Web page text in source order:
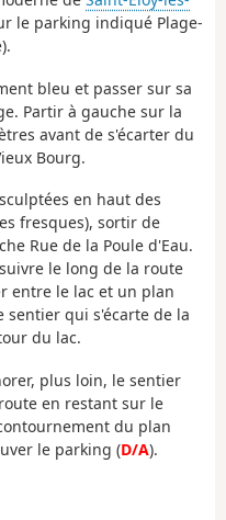
le parking indiqué Plage-
bleu et passer sur sa
Partir à gauche sur la
avant de s'écarter du
Bourg.
en haut des
fresques), sortir de
Rue de la Poule d'Eau.
le long de la route
entre le lac et un plan
sentier qui s'écarte de la
du lac.
plus loin, le sentier
en restant sur le
du plan
le parking (D/A).